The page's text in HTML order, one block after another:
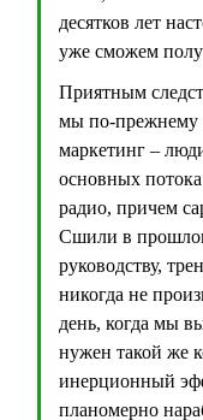
десятков лет
уже сможем
Приятным
мы по-прежнему
маркетинг –
основных
радио, причем
Сшили в
руководству,
никогда не
день, когда мы
нужен такой же
инерционный
планомерно